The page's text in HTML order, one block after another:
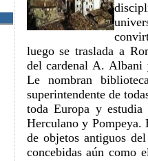
luego se traslada a
del cardenal A. Albani
Le nombran
superintendente de
toda Europa y estudia
Herculano y
de objetos antiguos
concebidas aún como